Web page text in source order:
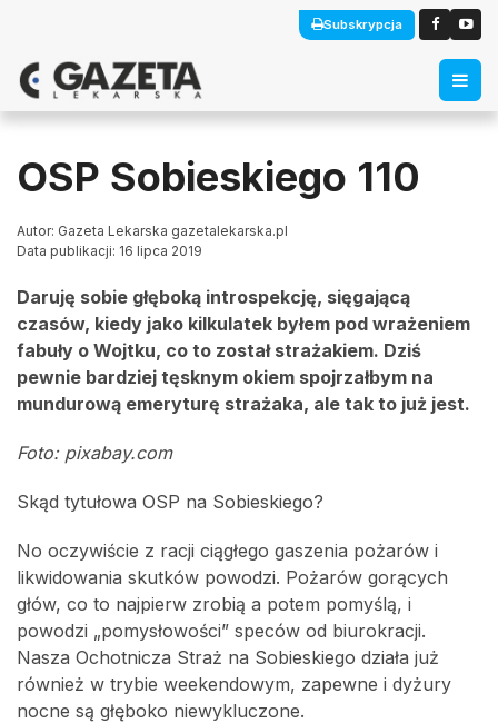
Subskrypcja
OSP Sobieskiego 110
Autor: Gazeta Lekarska gazetalekarska.pl
Data publikacji: 16 lipca 2019
Daruję sobie głęboką introspekcję, sięgającą
czasów, kiedy jako kilkulatek byłem pod wrażeniem
fabuły o Wojtku, co to został strażakiem. Dziś
pewnie bardziej tęsknym okiem spojrzałbym na
mundurową emeryturę strażaka, ale tak to już jest.
Foto: pixabay.com
Skąd tytułowa OSP na Sobieskiego?
No oczywiście z racji ciągłego gaszenia pożarów i
likwidowania skutków powodzi. Pożarów gorących
głów, co to najpierw zrobią a potem pomyślą, i
powodzi „pomysłowości” speców od biurokracji.
Nasza Ochotnicza Straż na Sobieskiego działa już
również w trybie weekendowym, zapewne i dyżury
nocne są głęboko niewykluczone.